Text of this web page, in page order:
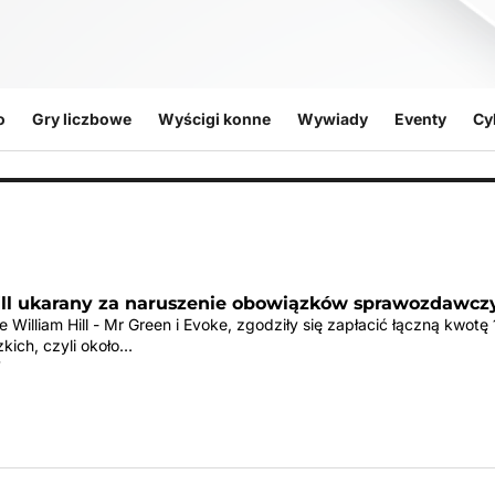
Gry liczbowe Wyścigi konne Wywiady Eventy
ukarany za naruszenie obowiązków
William Hill - Mr Green i Evoke, zgodziły się zapłacić łączną kwotę
czyli około…